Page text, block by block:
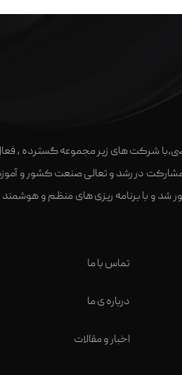
شرکت های زیر مجموعه گسترده ،
و با برنامه ریزی های منظم و
تماس با ما
درباره ی ما
اخبار و مقالات